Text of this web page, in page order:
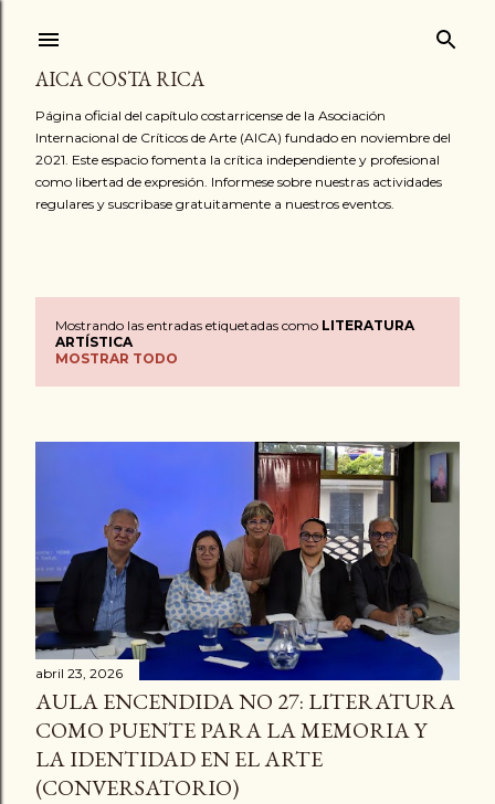
AICA COSTA RICA
Página oficial del capítulo costarricense de la Asociación
Internacional de Críticos de Arte (AICA) fundado en noviembre del
2021. Este espacio fomenta la crítica independiente y profesional
como libertad de expresión. Informese sobre nuestras actividades
regulares y suscribase gratuitamente a nuestros eventos.
n
t
d
a
s
Mostrando las entradas etiquetadas como LITERATURA
ARTÍSTICA
MOSTRAR TODO
abril 23, 2026
AULA ENCENDIDA NO 27: LITERATURA
COMO PUENTE PARA LA MEMORIA Y
LA IDENTIDAD EN EL ARTE
(CONVERSATORIO)